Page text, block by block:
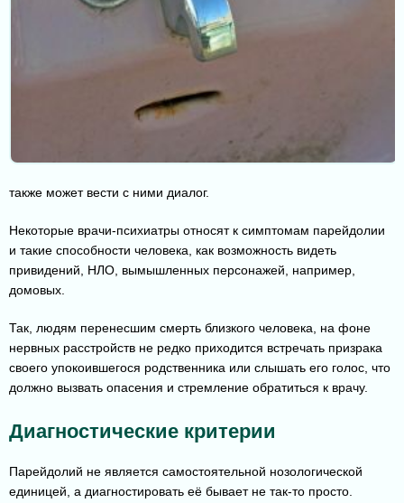
также может вести с ними диалог.
Некоторые врачи-психиатры относят к симптомам парейдолии
и такие способности человека, как возможность видеть
привидений, НЛО, вымышленных персонажей, например,
домовых.
Так, людям перенесшим смерть близкого человека, на фоне
нервных расстройств не редко приходится встречать призрака
своего упокоившегося родственника или слышать его голос, что
должно вызвать опасения и стремление обратиться к врачу.
Диагностические критерии
Парейдолий не является самостоятельной нозологической
единицей, а диагностировать её бывает не так-то просто.